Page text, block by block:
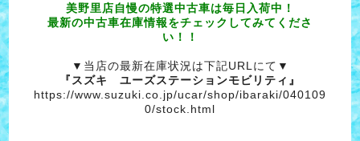
美野里店自慢の特選中古車は毎日入荷中！
最新の中古車在庫情報をチェックしてみてくださ
い！！
▼当店の最新在庫状況は下記URLにて▼
『スズキ ユーズステーションモビリティ』
https://www.suzuki.co.jp/ucar/shop/ibaraki/040109
0/stock.html